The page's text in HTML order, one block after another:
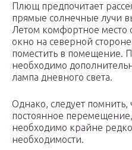
Плющ предпочитает
прямые солнечные лучи
Летом комфортное место
окно на северной
поместить в помещение.
необходимо
лампа дневного света.
Однако, следует
постоянное
необходимо крайне
необходимости.